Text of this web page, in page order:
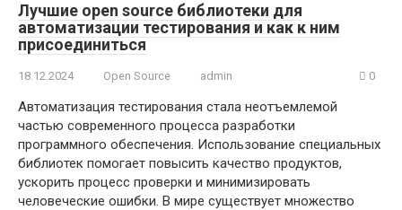
Лучшие open source библиотеки для
автоматизации тестирования и как к ним
присоединиться
18.12.2024 Open Source admin 0
Автоматизация тестирования стала неотъемлемой
частью современного процесса разработки
программного обеспечения. Использование специальных
библиотек помогает повысить качество продуктов,
ускорить процесс проверки и минимизировать
человеческие ошибки. В мире существует множество